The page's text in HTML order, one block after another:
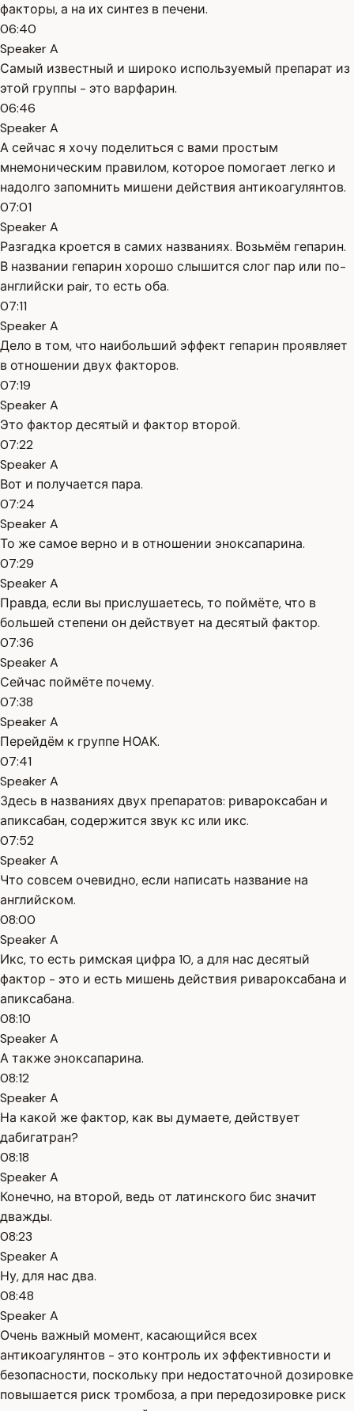
факторы, а на их синтез в печени.
06:40
Speaker A
Самый известный и широко используемый препарат из
этой группы - это варфарин.
06:46
Speaker A
А сейчас я хочу поделиться с вами простым
мнемоническим правилом, которое помогает легко и
надолго запомнить мишени действия антикоагулянтов.
07:01
Speaker A
Разгадка кроется в самих названиях. Возьмём гепарин.
В названии гепарин хорошо слышится слог пар или по-
английски pair, то есть оба.
07:11
Speaker A
Дело в том, что наибольший эффект гепарин проявляет
в отношении двух факторов.
07:19
Speaker A
Это фактор десятый и фактор второй.
07:22
Speaker A
Вот и получается пара.
07:24
Speaker A
То же самое верно и в отношении эноксапарина.
07:29
Speaker A
Правда, если вы прислушаетесь, то поймёте, что в
большей степени он действует на десятый фактор.
07:36
Speaker A
Сейчас поймёте почему.
07:38
Speaker A
Перейдём к группе НОАК.
07:41
Speaker A
Здесь в названиях двух препаратов: ривароксабан и
апиксабан, содержится звук кс или икс.
07:52
Speaker A
Что совсем очевидно, если написать название на
английском.
08:00
Speaker A
Икс, то есть римская цифра 10, а для нас десятый
фактор - это и есть мишень действия ривароксабана и
апиксабана.
08:10
Speaker A
А также эноксапарина.
08:12
Speaker A
На какой же фактор, как вы думаете, действует
дабигатран?
08:18
Speaker A
Конечно, на второй, ведь от латинского бис значит
дважды.
08:23
Speaker A
Ну, для нас два.
08:48
Speaker A
Очень важный момент, касающийся всех
антикоагулянтов - это контроль их эффективности и
безопасности, поскольку при недостаточной дозировке
повышается риск тромбоза, а при передозировке риск